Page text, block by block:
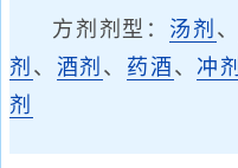
方剂剂型： 汤剂 、
剂 、 酒剂 、 药酒 、 冲剂
剂